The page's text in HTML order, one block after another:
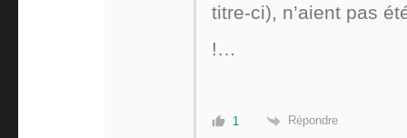
titre-ci), n’aient pas
!…
1 Répondre